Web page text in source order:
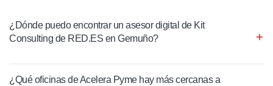
¿Dónde puedo encontrar un asesor digital de Kit
Consulting de RED.ES en Gemuño?
¿Qué oficinas de Acelera Pyme hay más cercanas a